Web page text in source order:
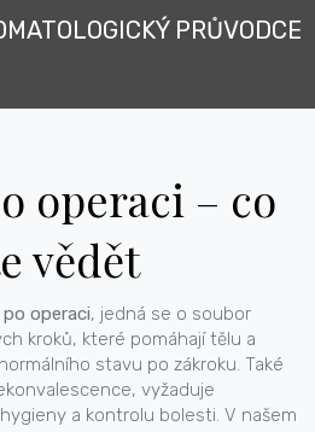
PRŮVODCE
operaci – co
vědět
operaci, jedná se o soubor
kroků, které pomáhají tělu a
stavu po zákroku. Také
, vyžaduje
a kontrolu bolesti. V našem